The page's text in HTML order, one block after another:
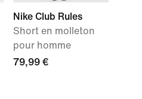
Nike Club Rules
Short en molleton
pour homme
79,99 €